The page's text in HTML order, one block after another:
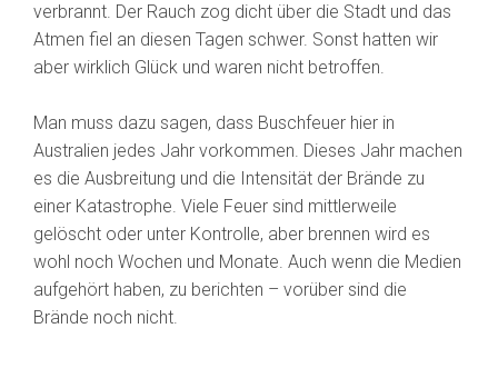
verbrannt. Der Rauch zog dicht über die Stadt und das
Atmen fiel an diesen Tagen schwer. Sonst hatten wir
aber wirklich Glück und waren nicht betroffen.
Man muss dazu sagen, dass Buschfeuer hier in
Australien jedes Jahr vorkommen. Dieses Jahr machen
es die Ausbreitung und die Intensität der Brände zu
einer Katastrophe. Viele Feuer sind mittlerweile
gelöscht oder unter Kontrolle, aber brennen wird es
wohl noch Wochen und Monate. Auch wenn die Medien
aufgehört haben, zu berichten – vorüber sind die
Brände noch nicht.